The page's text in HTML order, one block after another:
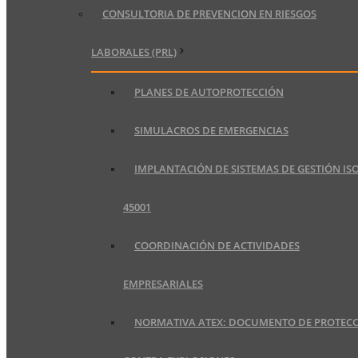
CONSULTORIA DE PREVENCION EN RIESGOS
LABORALES (PRL)
PLANES DE AUTOPROTECCIÓN
SIMULACROS DE EMERGENCIAS
IMPLANTACIÓN DE SISTEMAS DE GESTIÓN
45001
COORDINACIÓN DE ACTIVIDADES
EMPRESARIALES
NORMATIVA ATEX: DOCUMENTO DE